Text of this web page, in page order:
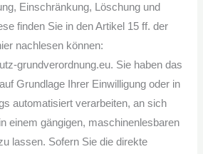
Einschränkung, Löschung und
finden Sie in den Artikel 15 ff. der
nachlesen können:
grundverordnung.eu. Sie haben das
Grundlage Ihrer Einwilligung oder in
automatisiert verarbeiten, an sich
einem gängigen, maschinenlesbaren
lassen. Sofern Sie die direkte